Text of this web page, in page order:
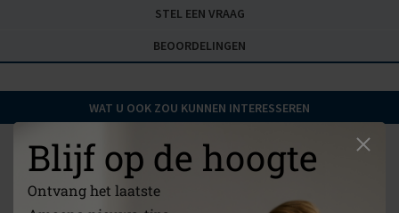
Blijf op de hoogte
Ontvang het laatste
STEL EEN VRAAG
BEOORDELINGEN
WAT U OOK ZOU KUNNEN INTERESSEREN